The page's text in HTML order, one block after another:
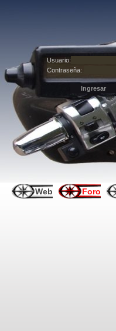
Usuario:
Contraseña:
Web Foro